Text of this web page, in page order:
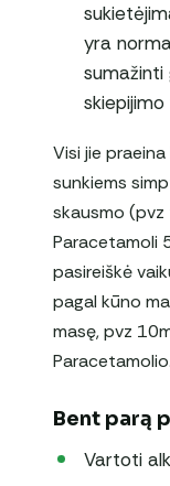
yra
Visi jie
sunkiems
skausmo
Paracetamoli
pasireiškė
pagal kūno
masę, pvz
Paracetamolio.
Bent parą
Vartoti